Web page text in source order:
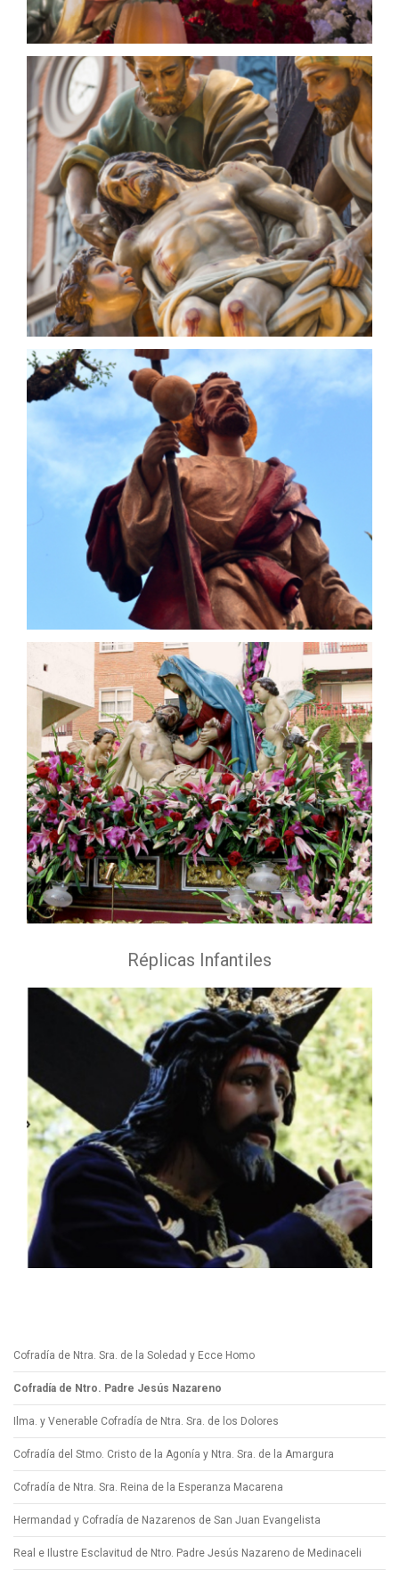
Santo Entierro
Juan González Moreno - 1945
Descendimiento
José Dies López - 1952
Santiago el Mayor
José A. Dies Caballero - 1992
Ntra. Sra. de la Piedad
Adrián Ferrán Vallés - Siglo XIX
Réplicas Infantiles
Cofradía de Ntra. Sra. de la Soledad y Ecce Homo
Cofradía de Ntro. Padre Jesús Nazareno
Ilma. y Venerable Cofradía de Ntra. Sra. de los Dolores
Cofradía del Stmo. Cristo de la Agonía y Ntra. Sra. de la Amargura
Cofradía de Ntra. Sra. Reina de la Esperanza Macarena
Hermandad y Cofradía de Nazarenos de San Juan Evangelista
Real e Ilustre Esclavitud de Ntro. Padre Jesús Nazareno de Medinaceli